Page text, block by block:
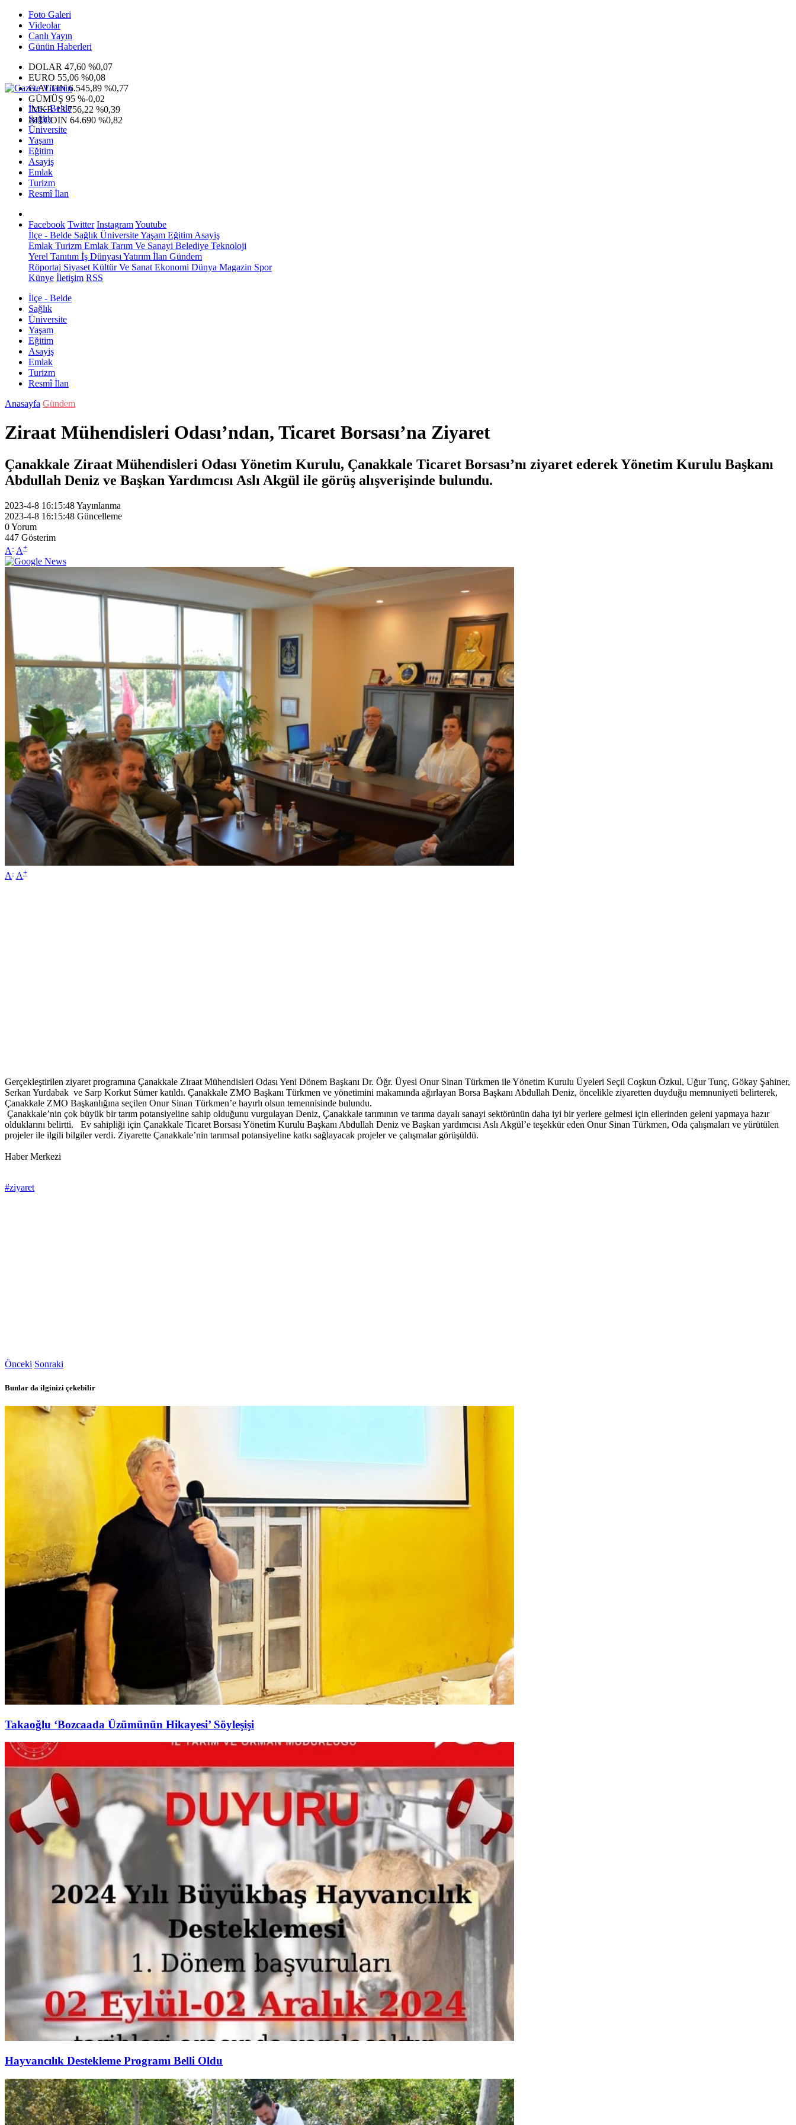
Foto Galeri
Videolar
Canlı Yayın
Günün Haberleri
DOLAR 47,60 %0,07
EURO 55,06 %0,08
G.ALTIN6.545,89 %0,77
GÜMÜŞ 95 %-0,02
IMKB13.756,22 %0,39
BITCOIN 64.690 %0,82
İlçe - Belde
Sağlık
Üniversite
Yaşam
Eğitim
Asayiş
Emlak
Turizm
Resmî İlan
Facebook Twitter InstagramYoutube
İlçe - Belde Sağlık ÜniversiteYaşam Eğitim Asayiş
Emlak Turizm Emlak Tarım Ve Sanayi Belediye Teknoloji
Yerel Tanıtım İş Dünyası Yatırım İlan Gündem
Röportaj Siyaset Kültür Ve Sanat Ekonomi Dünya Magazin Spor
Künye İletişim RSS
İlçe - Belde
Sağlık
Üniversite
Yaşam
Eğitim
Asayiş
Emlak
Turizm
Resmî İlan
Anasayfa Gündem
Ziraat Mühendisleri Odası’ndan, Ticaret Borsası’na Ziyaret
Çanakkale Ziraat Mühendisleri Odası Yönetim Kurulu, Çanakkale Ticaret Borsası’nı ziyaret ederek Yönetim Kurulu Başkanı
Abdullah Deniz ve Başkan Yardımcısı Aslı Akgül ile görüş alışverişinde bulundu.
2023-4-8 16:15:48Yayınlanma
2023-4-8 16:15:48 Güncelleme
0Yorum
447 Gösterim
A- A+
A- A+
Gerçekleştirilen ziyaret programına Çanakkale Ziraat Mühendisleri Odası Yeni Dönem Başkanı Dr. Öğr. Üyesi Onur Sinan Türkmen ile Yönetim Kurulu Üyeleri Seçil Coşkun Özkul, Uğur Tunç, Gökay Şahiner,
Serkan Yurdabak ve Sarp Korkut Sümer katıldı. Çanakkale ZMO Başkanı Türkmen ve yönetimini makamında ağırlayan Borsa Başkanı Abdullah Deniz, öncelikle ziyaretten duyduğu memnuniyeti belirterek,
Çanakkale ZMO Başkanlığına seçilen Onur Sinan Türkmen’e hayırlı olsun temennisinde bulundu.
Çanakkale’nin çok büyük bir tarım potansiyeline sahip olduğunu vurgulayan Deniz, Çanakkale tarımının ve tarıma dayalı sanayi sektörünün daha iyi bir yerlere gelmesi için ellerinden geleni yapmaya hazır
olduklarını belirtti. Ev sahipliği için Çanakkale Ticaret Borsası Yönetim Kurulu Başkanı Abdullah Deniz ve Başkan yardımcısı Aslı Akgül’e teşekkür eden Onur Sinan Türkmen, Oda çalışmaları ve yürütülen
projeler ile ilgili bilgiler verdi. Ziyarette Çanakkale’nin tarımsal potansiyeline katkı sağlayacak projeler ve çalışmalar görüşüldü.
Haber Merkezi
#ziyaret
Önceki Sonraki
Bunlar da ilginizi çekebilir
Takaoğlu ‘Bozcaada Üzümünün Hikayesi’ Söyleşişi
Hayvancılık Destekleme Programı Belli Oldu